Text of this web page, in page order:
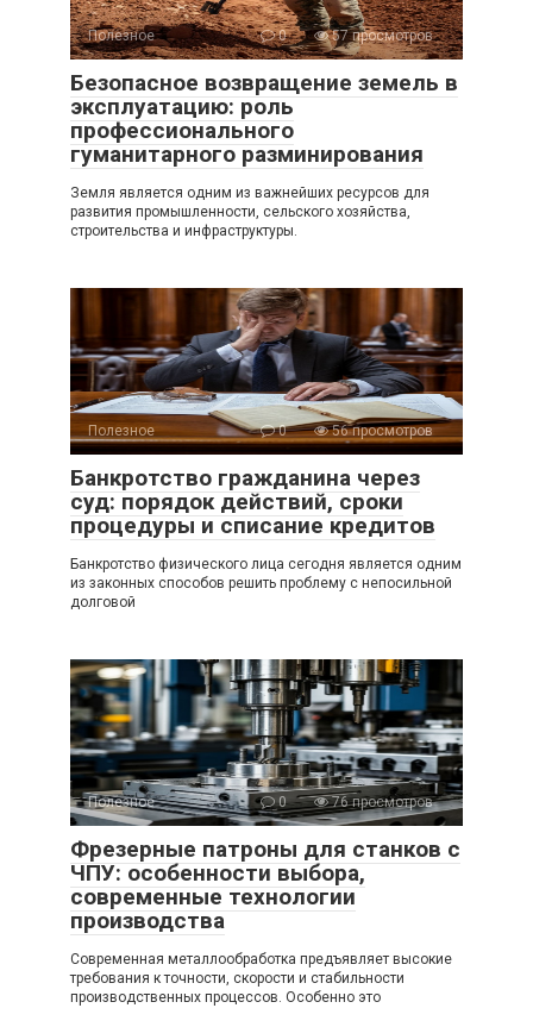
Полезное 0 57 просмотров
Безопасное возвращение земель в
эксплуатацию: роль
профессионального
гуманитарного разминирования
Земля является одним из важнейших ресурсов для
развития промышленности, сельского хозяйства,
строительства и инфраструктуры.
Полезное 0 56 просмотров
Банкротство гражданина через
суд: порядок действий, сроки
процедуры и списание кредитов
Банкротство физического лица сегодня является одним
из законных способов решить проблему с непосильной
долговой
Полезное 0 76 просмотров
Фрезерные патроны для станков с
ЧПУ: особенности выбора,
современные технологии
производства
Современная металлообработка предъявляет высокие
требования к точности, скорости и стабильности
производственных процессов. Особенно это